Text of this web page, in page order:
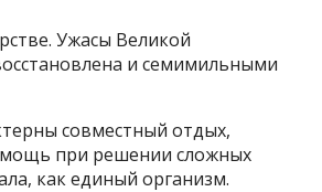
Ужасы Великой
и семимильными
совместный отдых,
при решении сложных
как единый организм.